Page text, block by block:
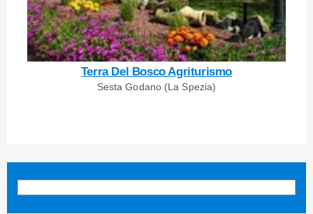
Terra Del Bosco Agriturismo
Sesta Godano (La Spezia)